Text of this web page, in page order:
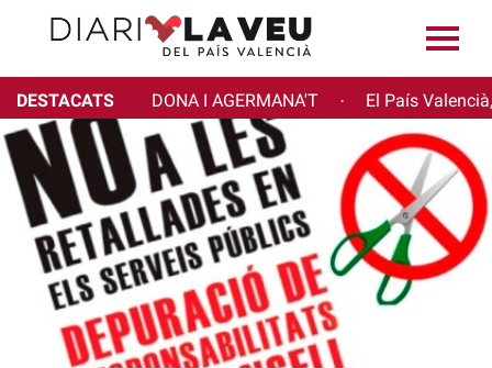
DESTACATS DONA I AGERMANA'T · El País